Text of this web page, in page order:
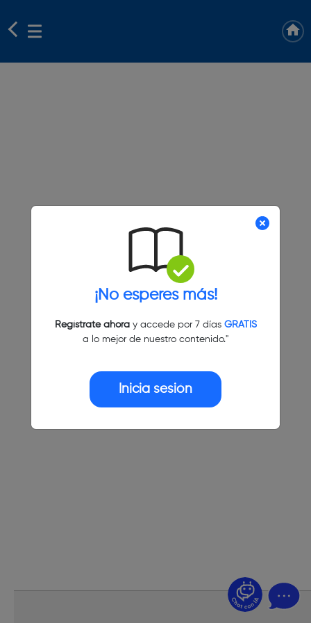
¡No esperes más!
Regístrate ahoray accede por 7 días GRATIS
a lo mejor de nuestro contenido."
Inicia sesión